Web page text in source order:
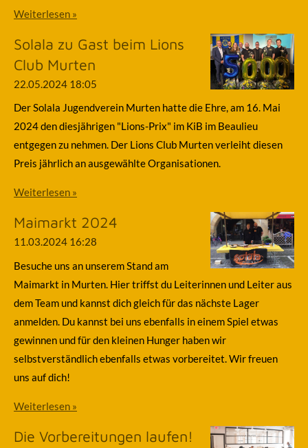
Weiterlesen »
Solala zu Gast beim Lions
Club Murten
22.05.2024 18:05
Der Solala Jugendverein Murten hatte die Ehre, am 16. Mai
2024 den diesjährigen "Lions-Prix" im KiB im Beaulieu
entgegen zu nehmen. Der Lions Club Murten verleiht diesen
Preis jährlich an ausgewählte Organisationen.
Weiterlesen »
Maimarkt 2024
11.03.2024 16:28
Besuche uns an unserem Stand am
Maimarkt in Murten. Hier triffst du Leiterinnen und Leiter aus
dem Team und kannst dich gleich für das nächste Lager
anmelden. Du kannst bei uns ebenfalls in einem Spiel etwas
gewinnen und für den kleinen Hunger haben wir
selbstverständlich ebenfalls etwas vorbereitet. Wir freuen
uns auf dich!
Weiterlesen »
Die Vorbereitungen laufen!